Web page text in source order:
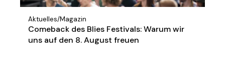
Aktuelles/Magazin
Comeback des Blies Festivals: Warum wir
uns auf den 8. August freuen